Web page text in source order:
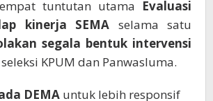
tuntutan utama Evaluasi
kinerja SEMA selama satu
segala bentuk intervensi
KPUM dan Panwasluma.
DEMA untuk lebih responsif